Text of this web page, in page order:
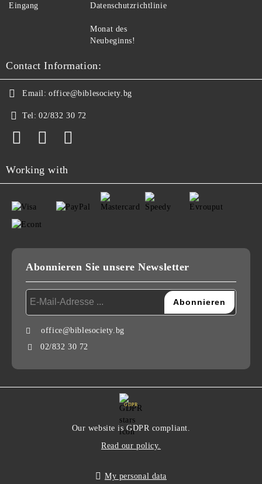
Eingang Datenschutzrichtlinie
Monat des
Neubeginns!
Contact Information:
Email: office@biblesociety.bg
Tel: 02/832 30 72
Working with
Abonnieren Sie unsere Newsletter
office@biblesociety.bg
02/832 30 72
GDPR
Our website is GDPR compliant.
Read our policy.
My personal data